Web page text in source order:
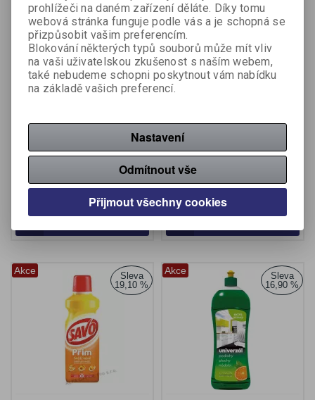
rozprašovačem 500ml
Výrobce:Clin
48 Kč (bez DPH:) 57,60 Kč
Koupit
Professional Lemongrass
/ 5 l
Výrobce:Savo
245,02 Kč (bez DPH:)
332 Kč
Koupit
Akce
Sleva
19,10 %
Akce
Sleva
16,90 %
prohlížeči na daném zařízení děláte. Díky tomu
webová stránka funguje podle vás a je schopná se
přizpůsobit vašim preferencím.
Blokování některých typů souborů může mít vliv
na vaši uživatelskou zkušenost s naším webem,
také nebudeme schopni poskytnout vám nabídku
na základě vašich preferencí.
Nastavení
Odmítnout vše
Přijmout všechny cookies